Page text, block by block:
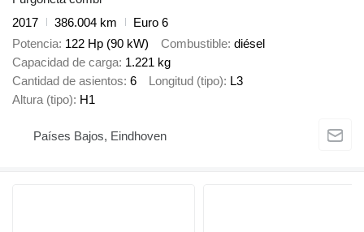
2017
386.004 km
Euro 6
Potencia 122 Hp (90 kW) Combustible diésel
Capacidad de carga 1.221 kg
Cantidad de asientos 6 Longitud (tipo) L3
Altura (tipo) H1
Países Bajos, Eindhoven